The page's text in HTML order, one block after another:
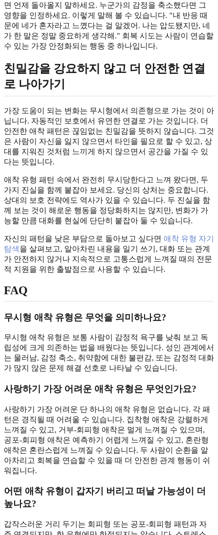
면 언제 돌아올지 말하세요. 누군가의 감정을 축소했다면 그
영향을 인정하세요. 이렇게 말해 볼 수 있습니다. "내 반응 때
문에 네가 혼자라고 느꼈다는 걸 알겠어. 나는 압도됐지만, 네
가 한 말은 정말 중요하게 생각해." 회복 시도는 사람이 연습할
수 있는 가장 안정화되는 행동 중 하나입니다.
친밀감을 강요하지 않고 더 안전한 연결
로 나아가기
가장 도움이 되는 변화는 무시형에서 의존형으로 가는 것이 아
닙니다. 자동적인 보호에서 유연한 연결로 가는 것입니다. 더
안전한 애착 패턴은 끊임없는 친밀감을 뜻하지 않습니다. 그것
은 사람이 자신을 잃지 않으면서 타인을 필요로 할 수 있고, 상
대를 지워진 것처럼 느끼게 하지 않으면서 공간을 가질 수 있
다는 뜻입니다.
애착 유형 패턴 속에서 완전히 무시당한다고 느껴 왔다면, 두
가지 진실을 함께 붙잡아 보세요. 당신의 상처는 중요합니다.
상대의 보호 전략에도 역사가 있을 수 있습니다. 두 진실을 함
께 보는 것이 해로운 행동을 정당화하지는 않지만, 변화가 가
능할 만큼 대화를 현실에 단단히 붙잡아 둘 수 있습니다.
자신의 패턴을 낮은 부담으로 돌아보고 싶다면 애착 유형 자기
탐색을 살펴보고, 알아차린 내용을 일기 쓰기, 대화 또는 관계
가 안전하지 않거나 지속적으로 고통스럽게 느껴질 때의 전문
적 지원을 위한 출발점으로 사용할 수 있습니다.
FAQ
무시형 애착 유형은 무엇을 의미하나요?
무시형 애착 유형은 보통 사람이 감정적 욕구를 낮춰 보고 독
립성에 크게 의존하는 법을 배웠다는 뜻입니다. 성인 관계에서
는 물러남, 감정 축소, 취약함에 대한 불편감, 또는 감정적 대화
가 많지 않은 문제 해결 선호로 나타날 수 있습니다.
사랑하기 가장 어려운 애착 유형은 무엇인가요?
사랑하기 가장 어려운 단 하나의 애착 유형은 없습니다. 각 패
턴은 경직될 때 어려울 수 있습니다. 집착형 애착은 강렬하게
느껴질 수 있고, 거부-회피형 애착은 멀게 느껴질 수 있으며,
공포-회피형 애착은 예측하기 어렵게 느껴질 수 있고, 혼란형
애착은 혼란스럽게 느껴질 수 있습니다. 두 사람이 순환을 알
아차리고 회복을 연습할 수 있을 때 더 안전한 관계 행동이 쉬
워집니다.
어떤 애착 유형이 갑자기 버리고 떠날 가능성이 더
높나요?
갑작스러운 거리 두기는 회피형 또는 공포-회피형 패턴과 자